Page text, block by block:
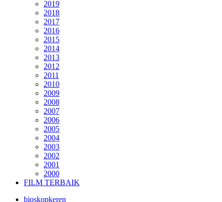
2019
2018
2017
2016
2015
2014
2013
2012
2011
2010
2009
2008
2007
2006
2005
2004
2003
2002
2001
2000
FILM TERBAIK
bioskopkeren